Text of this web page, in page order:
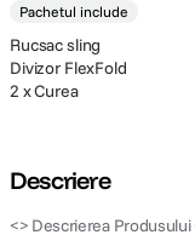
Pachetul include
Rucsac sling
Divizor FlexFold
2 x Curea
Descriere
<> Descrierea Produsului